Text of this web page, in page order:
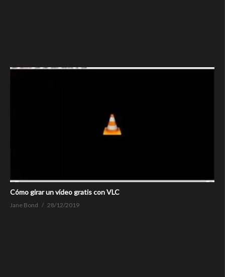
Cómo girar un vídeo gratis con VLC
Jane Bond 28/12/2019